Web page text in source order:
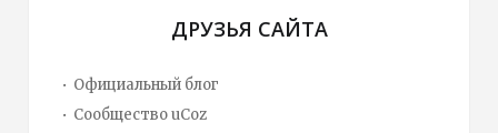
ДРУЗЬЯ САЙТА
Официальный блог
Сообщество uCoz